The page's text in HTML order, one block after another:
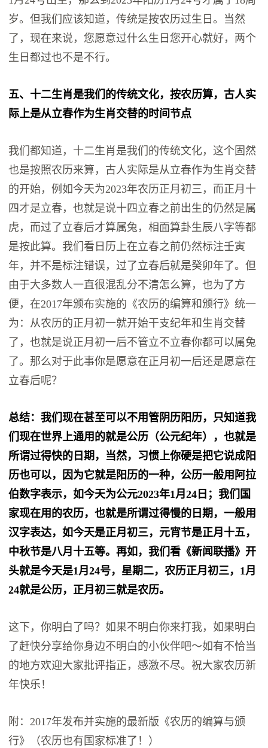
岁。但我们应该知道，传统是按农历过生日。当然
了，现在来说，您愿意过什么生日您开心就好，两个
生日都过也不是不行。
五‬、十二‬生肖‬是我们‬的‬传统文化‬，按‬农历‬算‬，古人‬实
际上‬是从‬立春‬作为‬生肖‬交替‬的时间‬节点
我们都知道，‬十二生肖‬是我们‬的‬传统文化‬，这个‬固然‬
也是‬按照‬农历‬来算‬，古人‬实际‬是从‬立春‬作为‬生肖‬交替
的‬开始‬，例如‬今天‬为‬2023年‬农历‬正月初‬三‬，而‬正月十
四‬才是‬立春‬，也就是说‬十四‬立春‬之前‬出生‬的‬仍然是‬属‬
虎‬，而‬过了‬立春‬后‬才算‬属‬兔‬，相面算卦‬生辰八字‬等‬都
是‬按‬此‬算‬。我们看‬日历上‬在‬立春‬之前‬仍然‬标注‬壬‬寅‬
年‬，并不是‬标注‬错误‬，过了立春‬后‬就是‬癸卯年‬了‬。但
由于‬大多数‬人一直‬很‬混乱‬分不清‬怎么算‬，也为了‬方
便‬，在‬2017年颁布‬实施的《农历的‬编算‬和‬颁行‬》统一‬
为‬：从‬农历‬的‬正月‬初一‬就开始‬干支纪年‬和‬生肖‬交替‬
了‬，也就是‬说‬正月‬初一‬后‬不管‬立不立春‬你都可以‬属‬兔‬
了‬。那么‬对于此事‬你是愿意‬在‬正月初一‬后‬还是‬愿意在‬
立春‬后‬呢‬？
总结：我们现在甚至可以不用管阴历阳历，只知道我
们现在世界上通用的就是公历（公元‬纪年‬），也就是
所谓过得快的日期，当然‬，习惯上‬你‬硬是把‬它‬说成‬阳
历‬也可以‬，因为‬它就是‬阳历的‬一种‬，公历‬一般用阿拉
伯数字表示，如今天为公元‬2023年1月24日；我们国
家现在用的农历，也就是所谓过得慢的日期，一般用
汉字表达，如今天是正月初三，元宵节是正月十五，
中秋节是八月十五等。再如，我们看《新闻联播》开
头就是今天是1月24号，星期二，农历正月初三，1月
24就是公历，正月初三就是‬农历。
这下，你明白了吗？如果不明白你来打我，如果明白
了赶快分享给你身边不明白的小伙伴吧～如有不恰当
的地方欢迎大家批评指正，感激不尽。祝大家农历新
年快乐！
附：2017年发布并实施的最新版《农历的编算与颁
行》（农历也有国家标准了！）